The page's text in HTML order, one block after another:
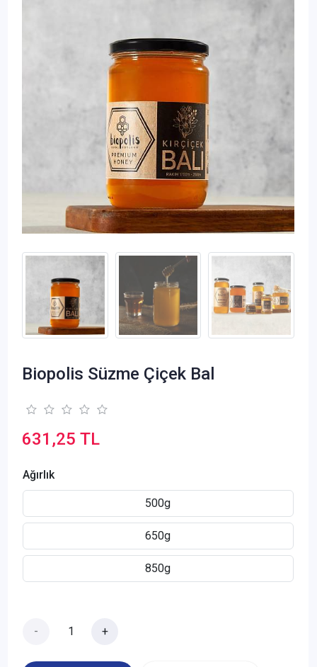
Biopolis Süzme Çiçek Bal
631,25 TL
Ağırlık
500g
650g
850g
- +